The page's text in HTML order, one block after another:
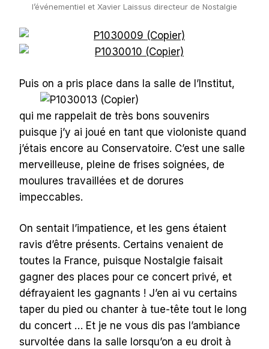
l’événementiel et Xavier Laissus directeur de Nostalgie
Puis on a pris place dans la salle de l’Institut,
qui me rappelait de très bons souvenirs
puisque j’y ai joué en tant que violoniste quand
j’étais encore au Conservatoire. C’est une salle
merveilleuse, pleine de frises soignées, de
moulures travaillées et de dorures
impeccables.
On sentait l’impatience, et les gens étaient
ravis d’être présents. Certains venaient de
toutes la France, puisque Nostalgie faisait
gagner des places pour ce concert privé, et
défrayaient les gagnants ! J’en ai vu certains
taper du pied ou chanter à tue-tête tout le long
du concert … Et je ne vous dis pas l’ambiance
survoltée dans la salle lorsqu’on a eu droit à